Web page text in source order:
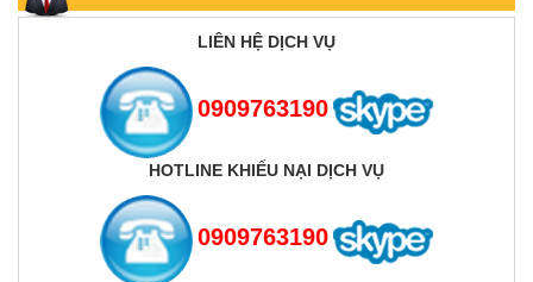
LIÊN HỆ DỊCH VỤ
0909763190
HOTLINE KHIẾU NẠI DỊCH VỤ
0909763190